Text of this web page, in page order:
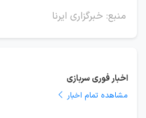
منبع: خبرگزاری ایرنا
اخبار فوری سربازی
مشاهده تمام اخبار